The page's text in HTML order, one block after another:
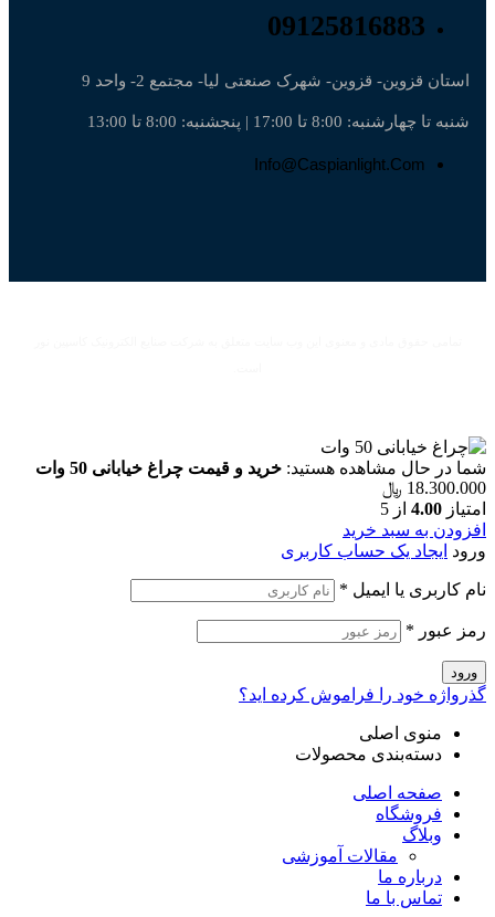
09125816883
استان قزوین- قزوین- شهرک صنعتی لیا- مجتمع 2- واحد 9
شنبه تا چهارشنبه: 8:00 تا 17:00 | پنجشنبه: 8:00 تا 13:00
Info@caspianlight.com
شما در حال مشاهده هستید: خرید و قیمت چراغ خیابانی 50 وات
18.300.000 ﷼
امتیاز 4.00 از 5
افزودن به سبد خرید
ورود ایجاد یک حساب کاربری
نام کاربری یا ایمیل *
رمز عبور *
ورود
گذرواژه خود را فراموش کرده اید؟
منوی اصلی
دسته‌بندی محصولات
صفحه اصلی
فروشگاه
وبلاگ
مقالات آموزشی
درباره ما
تماس با ما